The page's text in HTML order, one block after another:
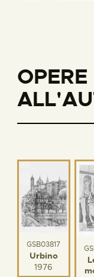
GSB03817
Urbino
1976